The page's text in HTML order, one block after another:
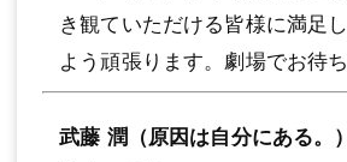
き観ていただける皆様に満⾜
よう頑張ります。劇場でお待
武藤 潤（原因は⾃分にある。